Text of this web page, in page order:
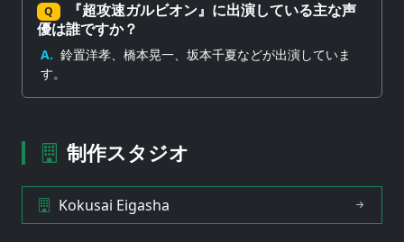
Q
『超攻速ガルビオン』に出演している主な声
優は誰ですか？
A. 鈴置洋孝、橋本晃一、坂本千夏などが出演していま
す。
制作スタジオ
Kokusai Eigasha